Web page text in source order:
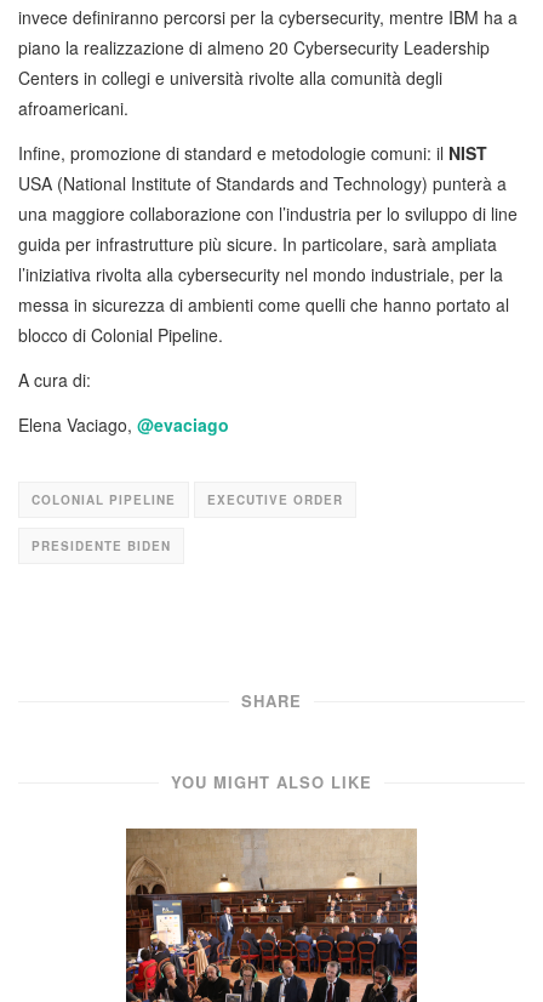
invece definiranno percorsi per la cybersecurity, mentre IBM ha a
piano la realizzazione di almeno 20 Cybersecurity Leadership
Centers in collegi e università rivolte alla comunità degli
afroamericani.
Infine, promozione di standard e metodologie comuni: il NIST
USA (National Institute of Standards and Technology) punterà a
una maggiore collaborazione con l’industria per lo sviluppo di line
guida per infrastrutture più sicure. In particolare, sarà ampliata
l’iniziativa rivolta alla cybersecurity nel mondo industriale, per la
messa in sicurezza di ambienti come quelli che hanno portato al
blocco di Colonial Pipeline.
A cura di:
Elena Vaciago, @evaciago
COLONIAL PIPELINE EXECUTIVE ORDER
PRESIDENTE BIDEN
SHARE
YOU MIGHT ALSO LIKE